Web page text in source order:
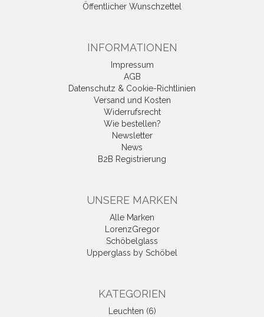
Öffentlicher Wunschzettel
INFORMATIONEN
Impressum
AGB
Datenschutz & Cookie-Richtlinien
Versand und Kosten
Widerrufsrecht
Wie bestellen?
Newsletter
News
B2B Registrierung
UNSERE MARKEN
Alle Marken
LorenzGregor
Schöbelglass
Upperglass by Schöbel
KATEGORIEN
Leuchten (6)